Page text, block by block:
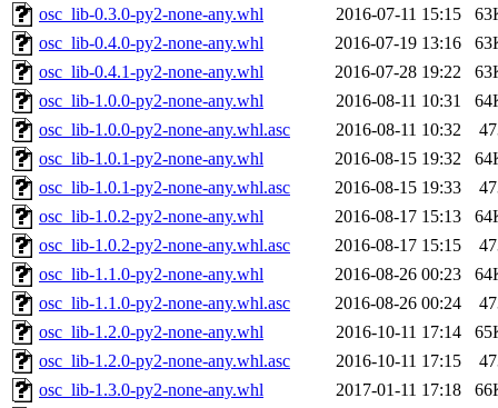
osc_lib-0.3.0-py2-none-any.whl
2016-07-11 15:15
osc_lib-0.4.0-py2-none-any.whl
2016-07-19 13:16
osc_lib-0.4.1-py2-none-any.whl
2016-07-28 19:22
osc_lib-1.0.0-py2-none-any.whl
2016-08-11 10:31
osc_lib-1.0.0-py2-none-any.whl.asc
2016-08-11 10:32
osc_lib-1.0.1-py2-none-any.whl
2016-08-15 19:32
osc_lib-1.0.1-py2-none-any.whl.asc
2016-08-15 19:33
osc_lib-1.0.2-py2-none-any.whl
2016-08-17 15:13
osc_lib-1.0.2-py2-none-any.whl.asc
2016-08-17 15:15
osc_lib-1.1.0-py2-none-any.whl
2016-08-26 00:23
osc_lib-1.1.0-py2-none-any.whl.asc
2016-08-26 00:24
osc_lib-1.2.0-py2-none-any.whl
2016-10-11 17:14
osc_lib-1.2.0-py2-none-any.whl.asc
2016-10-11 17:15
osc_lib-1.3.0-py2-none-any.whl
2017-01-11 17:18